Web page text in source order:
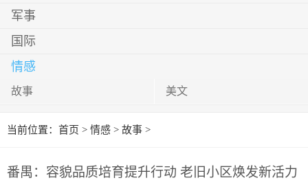
军事
国际
情感
故事 美文
当前位置： 首页 > 情感 > 故事 >
番禺：容貌品质培育提升行动 老旧小区焕发新活力